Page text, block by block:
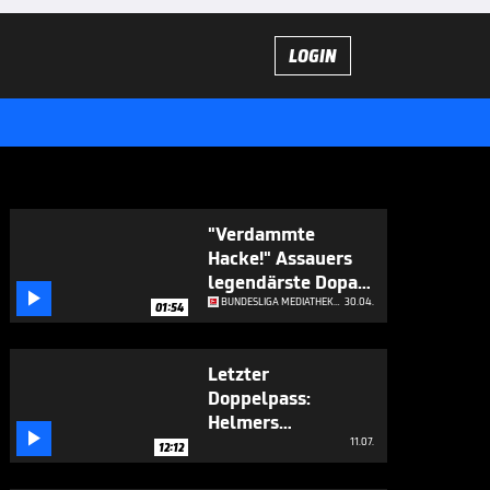
LOGIN
 01:54
"Verdammte
Hacke!" Assauers
legendärste Dopa-
Momente
BUNDESLIGA MEDIATHEK HIGHLIGHTS 30.04.
 12:12
Letzter
Doppelpass:
Helmers
Abschied im Video
11.07.